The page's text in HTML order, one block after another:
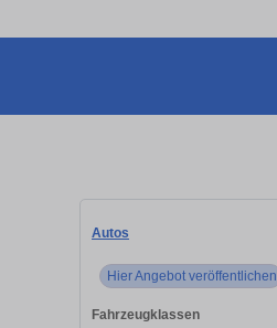
Autos
Hier Angebot veröffentlichen
Fahrzeugklassen